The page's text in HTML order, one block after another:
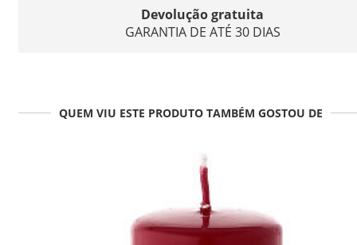
Devolução gratuita
GARANTIA DE ATÉ 30 DIAS
QUEM VIU ESTE PRODUTO TAMBÉM GOSTOU DE